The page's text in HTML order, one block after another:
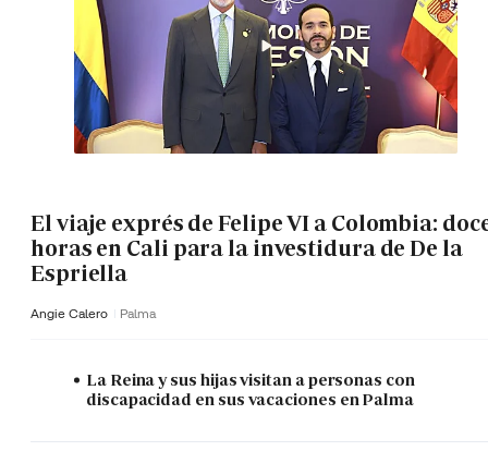
El viaje exprés de Felipe VI a Colombia:
horas en Cali para la investidura de De la
Espriella
Angie Calero Palma
La Reina y sus hijas visitan a personas con
discapacidad en sus vacaciones en Palma